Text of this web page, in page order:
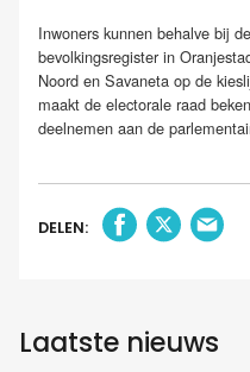
Inwoners kunnen behalve bij
bevolkingsregister in
Noord en Savaneta op de
maakt de electorale raad
deelnemen aan de
DELEN:
Laatste nieuws